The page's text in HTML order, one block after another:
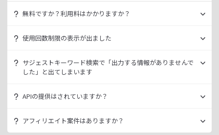
無料ですか？利用料はかかりますか？
いきなり課金されるようなことはございませんので、安心し
ただ、有料プランを利用することでよりニッチなキーワード
上させることができます。
使用回数制限の表示が出ました
ラッコID（メールアドレスのみ30秒登録）にご登録いただく
ことで制限が緩和されます。（※制限リセットは0時）
ご登録済みで制限に到達された場合は、有料プランのご利用
サジェストキーワード検索で「出力する情報がありませんで
した」と出てしまいます
ッコキーワードでも出力することができません。
サジェスト情報を出さない仕様になっております。
APIの提供はされていますか？
詳細は ラッコキーワードAPIドキュメント
アフィリエイト案件はありますか？